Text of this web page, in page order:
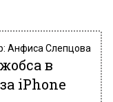
Анфиса Слепцова
в
iPhone